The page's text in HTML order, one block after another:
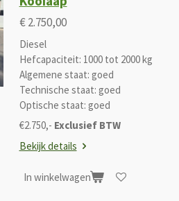
€ 2.750,00
Diesel
Hefcapaciteit: 1000 tot 2000 kg
Algemene staat: goed
Technische staat: goed
Optische staat: goed
€2.750,- Exclusief BTW
Bekijk details
In winkelwagen